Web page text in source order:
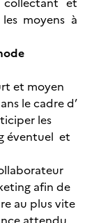
moyens à
et moyen
le cadre d’
les
éventuel et
afin de
au plus vite